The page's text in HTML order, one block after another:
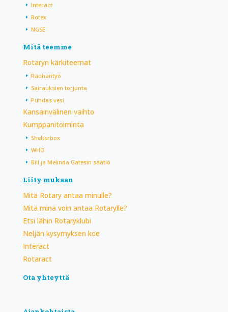
Interact
Rotex
NGSE
Mitä teemme
Rotaryn kärkiteemat
Rauhantyö
Sairauksien torjunta
Puhdas vesi
Kansainvälinen vaihto
Kumppanitoiminta
Shelterbox
WHO
Bill ja Melinda Gatesin säätiö
Liity mukaan
Mitä Rotary antaa minulle?
Mitä minä voin antaa Rotarylle?
Etsi lähin Rotaryklubi
Neljän kysymyksen koe
Interact
Rotaract
Ota yhteyttä